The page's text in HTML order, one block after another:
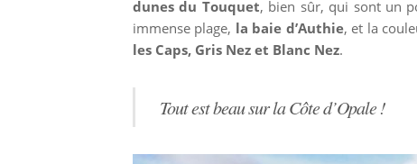
dunes du Touquet, bien sûr, qui sont un
immense plage, la baie d’Authie, et la
les Caps, Gris Nez et Blanc Nez.
Tout est beau sur la Côte d’Opale !